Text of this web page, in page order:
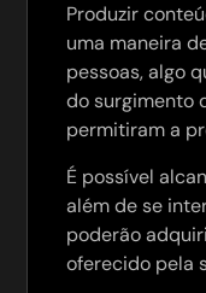
Produzir
uma maneira
pessoas, algo
do surgimento
permitiram a
É possível
além de se
poderão
oferecido pela